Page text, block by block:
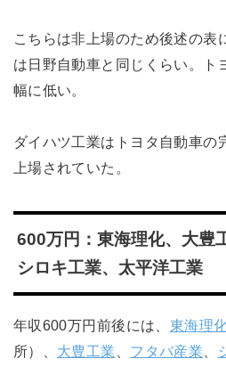
こちらは非上場のため後述の表
は日野自動車と同じくらい。ト
幅に低い。
ダイハツ工業はトヨタ自動車の
上場されていた。
600万円：東海理化、大豊
シロキ工業、太平洋工業
年収600万円前後には、 東海理
所）、 大豊工業 フタバ産業